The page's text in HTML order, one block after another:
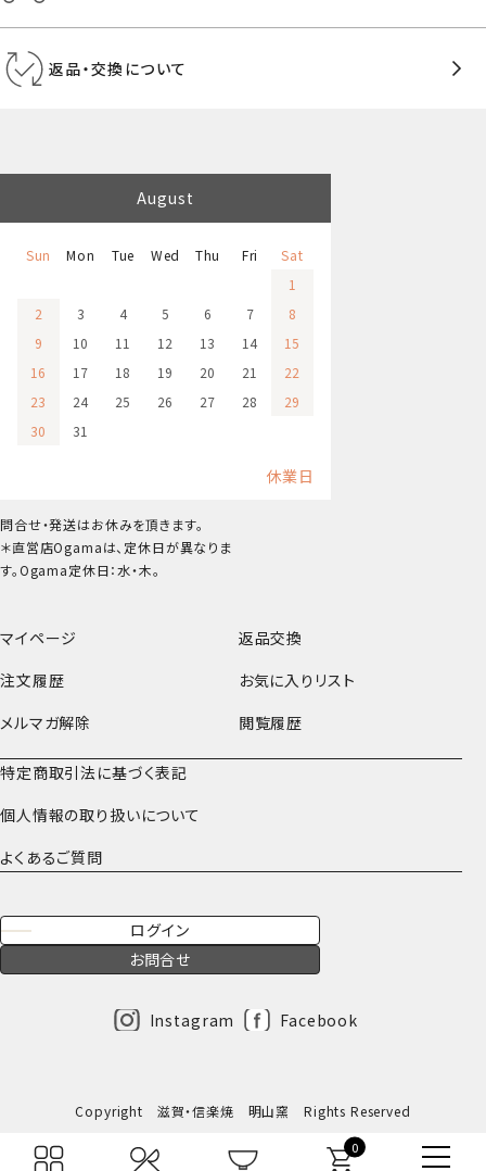
0
返品・交換について
マイページ
返品交換
注文履歴
お気に入りリスト
メルマガ解除
閲覧履歴
特定商取引法に基づく表記
個人情報の取り扱いについて
よくあるご質問
ログイン
お問合せ
Instagram Facebook
August
Sun Mon Tue Wed Thu Fri
Sat
1
2
3 4 5 6 7
8
9
10 11 12 13 14
15
16
17 18 19 20 21
22
23
24 25 26 27 28
29
30
31
休業日
問合せ・発送はお休みを頂きます。
＊直営店Ogamaは、定休日が異なりま
す。Ogama定休日：水・木。
Copyright 滋賀・信楽焼 明山窯 Rights Reserved